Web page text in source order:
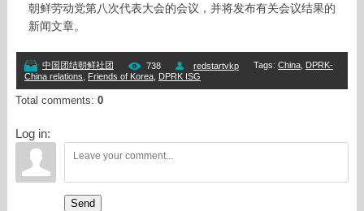
朝鲜劳动党第八次代表大会的会议，并将发布有关会议结果的
新闻文章。
中国团结朝鲜社团 738 redstartvkp Tags: China, DPRK-
China relations
Friends of Korea, DPRK ISG
Total comments: 0
Log in:
Send